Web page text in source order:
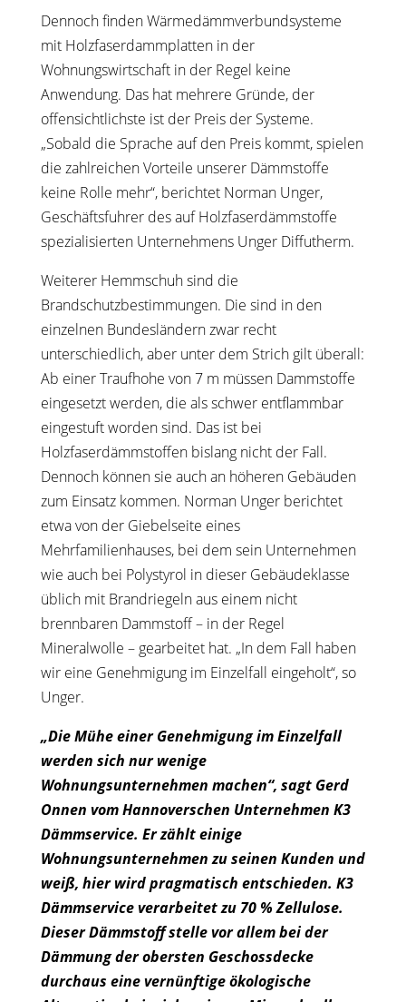
Dennoch finden Wärmedämmverbundsysteme
mit Holzfaserdammplatten in der
Wohnungswirtschaft in der Regel keine
Anwendung. Das hat mehrere Gründe, der
offensichtlichste ist der Preis der Systeme.
„Sobald die Sprache auf den Preis kommt, spielen
die zahlreichen Vorteile unserer Dämmstoffe
keine Rolle mehr“, berichtet Norman Unger,
Geschäftsfuhrer des auf Holzfaserdämmstoffe
spezialisierten Unternehmens Unger Diffutherm.
Weiterer Hemmschuh sind die
Brandschutzbestimmungen. Die sind in den
einzelnen Bundesländern zwar recht
unterschiedlich, aber unter dem Strich gilt überall:
Ab einer Traufhohe von 7 m müssen Dammstoffe
eingesetzt werden, die als schwer entflammbar
eingestuft worden sind. Das ist bei
Holzfaserdämmstoffen bislang nicht der Fall.
Dennoch können sie auch an höheren Gebäuden
zum Einsatz kommen. Norman Unger berichtet
etwa von der Giebelseite eines
Mehrfamilienhauses, bei dem sein Unternehmen
wie auch bei Polystyrol in dieser Gebäudeklasse
üblich mit Brandriegeln aus einem nicht
brennbaren Dammstoff – in der Regel
Mineralwolle – gearbeitet hat. „In dem Fall haben
wir eine Genehmigung im Einzelfall eingeholt“, so
Unger.
„Die Mühe einer Genehmigung im Einzelfall
werden sich nur wenige
Wohnungsunternehmen machen“, sagt Gerd
Onnen vom Hannoverschen Unternehmen K3
Dämmservice. Er zählt einige
Wohnungsunternehmen zu seinen Kunden und
weiß, hier wird pragmatisch entschieden. K3
Dämmservice verarbeitet zu 70 % Zellulose.
Dieser Dämmstoff stelle vor allem bei der
Dämmung der obersten Geschossdecke
durchaus eine vernünftige ökologische